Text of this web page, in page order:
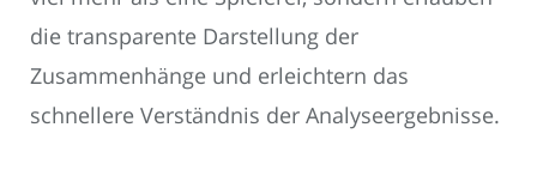
die transparente Darstellung der
Zusammenhänge und erleichtern das
schnellere Verständnis der Analyseergebnisse.